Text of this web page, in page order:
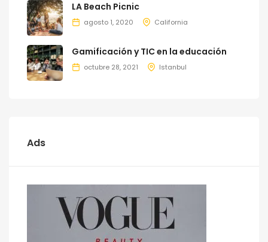
LA Beach Picnic
agosto 1, 2020 California
Gamificación y TIC en la educación
octubre 28, 2021 Istanbul
Ads